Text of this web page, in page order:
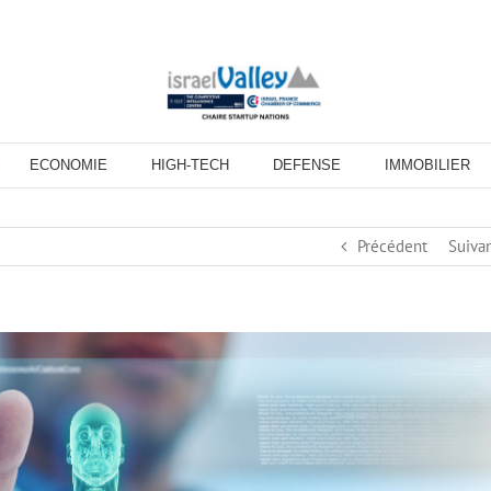
ECONOMIE HIGH-TECH DEFENSE IMMOBILIER
Précédent